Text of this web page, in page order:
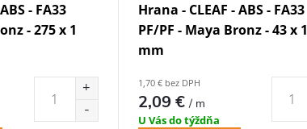
- FA33
- 275 x 1
Hrana - CLEAF - ABS - FA33
PF/PF - Maya Bronz - 43 x 1
mm
1,70 € bez DPH
2,09 €/ m
U Vás do týždňa